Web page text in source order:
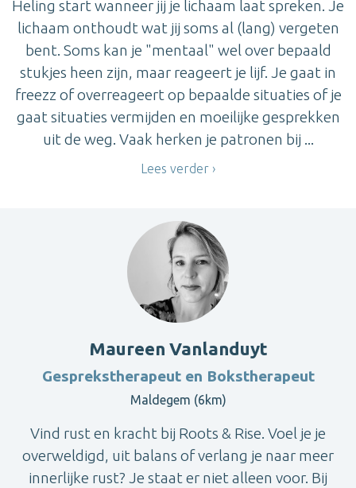
Heling start wanneer jij je lichaam laat spreken. Je
lichaam onthoudt wat jij soms al (lang) vergeten
bent. Soms kan je "mentaal" wel over bepaald
stukjes heen zijn, maar reageert je lijf. Je gaat in
freezz of overreageert op bepaalde situaties of je
gaat situaties vermijden en moeilijke gesprekken
uit de weg. Vaak herken je patronen bij ...
Lees verder
Maureen Vanlanduyt
Gesprekstherapeut en Bokstherapeut
Maldegem (6km)
Vind rust en kracht bij Roots & Rise. Voel je je
overweldigd, uit balans of verlang je naar meer
innerlijke rust? Je staat er niet alleen voor. Bij